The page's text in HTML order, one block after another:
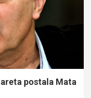
postala Mata